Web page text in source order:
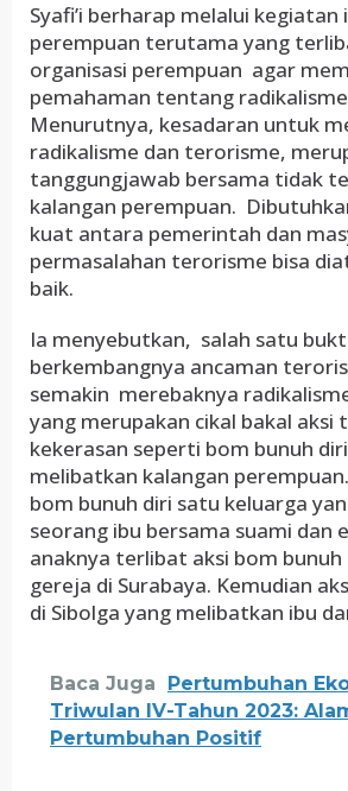
Syafi’i berharap melalui
perempuan terutama yang
organisasi perempuan agar
pemahaman tentang
Menurutnya, kesadaran untuk
radikalisme dan terorisme,
tanggungjawab bersama tidak
kalangan perempuan.
kuat antara pemerintah dan
permasalahan terorisme bisa
baik.
Ia menyebutkan, salah satu
berkembangnya ancaman
semakin merebaknya
yang merupakan cikal bakal aksi
kekerasan seperti bom bunuh
melibatkan kalangan
bom bunuh diri satu keluarga
seorang ibu bersama suami dan
anaknya terlibat aksi bom
gereja di Surabaya. Kemudian
di Sibolga yang melibatkan ibu
Baca Juga
Pertumbuhan
Triwulan IV-Tahun 2023:
Pertumbuhan Positif